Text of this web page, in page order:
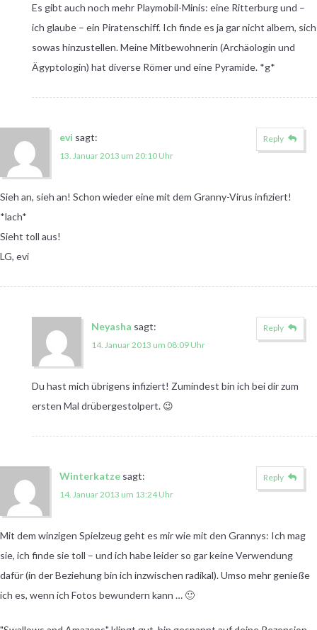
Es gibt auch noch mehr Playmobil-Minis: eine Ritterburg und –
ich glaube – ein Piratenschiff. Ich finde es ja gar nicht albern, sich
sowas hinzustellen. Meine Mitbewohnerin (Archäologin und
Ägyptologin) hat diverse Römer und eine Pyramide. *g*
evi sagt:
13. Januar 2013 um 20:10 Uhr
Sieh an, sieh an! Schon wieder eine mit dem Granny-Virus infiziert!
*lach*
Sieht toll aus!
LG, evi
Reply
Neyasha sagt:
14. Januar 2013 um 08:09 Uhr
Du hast mich übrigens infiziert! Zumindest bin ich bei dir zum
ersten Mal drübergestolpert. 😉
Reply
Winterkatze sagt:
14. Januar 2013 um 13:24 Uhr
Mit dem winzigen Spielzeug geht es mir wie mit den Grannys: Ich mag
sie, ich finde sie toll – und ich habe leider so gar keine Verwendung
dafür (in der Beziehung bin ich inzwischen radikal). Umso mehr genieße
ich es, wenn ich Fotos bewundern kann … 🙂
Reply